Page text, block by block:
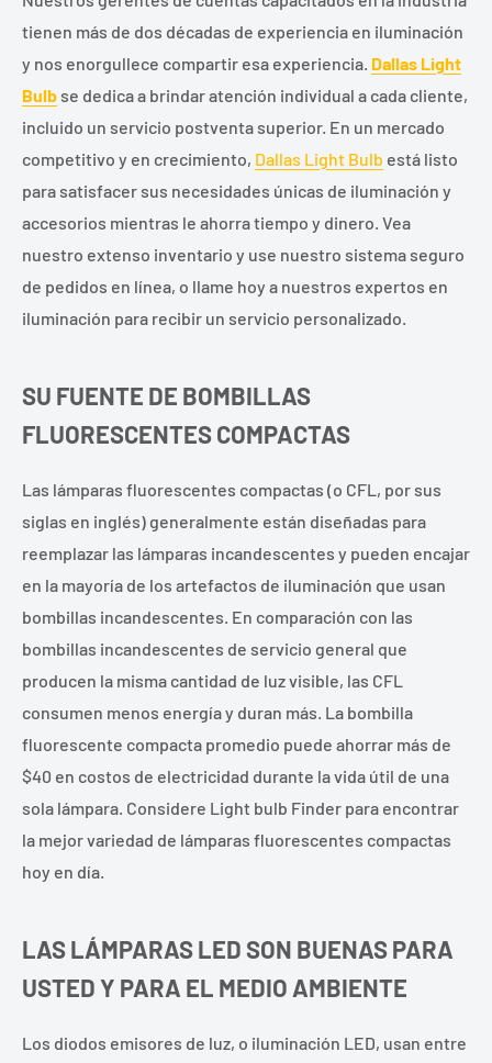
tienen más de dos décadas de experiencia en iluminación
y nos enorgullece compartir esa experiencia. Dallas Light
Bulb se dedica a brindar atención individual a cada cliente,
incluido un servicio postventa superior. En un mercado
competitivo y en crecimiento, Dallas Light Bulb está listo
para satisfacer sus necesidades únicas de iluminación y
accesorios mientras le ahorra tiempo y dinero. Vea
nuestro extenso inventario y use nuestro sistema seguro
de pedidos en línea, o llame hoy a nuestros expertos en
iluminación para recibir un servicio personalizado.
SU FUENTE DE BOMBILLAS
FLUORESCENTES COMPACTAS
Las lámparas fluorescentes compactas (o CFL, por sus
siglas en inglés) generalmente están diseñadas para
reemplazar las lámparas incandescentes y pueden encajar
en la mayoría de los artefactos de iluminación que usan
bombillas incandescentes. En comparación con las
bombillas incandescentes de servicio general que
producen la misma cantidad de luz visible, las CFL
consumen menos energía y duran más. La bombilla
fluorescente compacta promedio puede ahorrar más de
$40 en costos de electricidad durante la vida útil de una
sola lámpara. Considere Light bulb Finder para encontrar
la mejor variedad de lámparas fluorescentes compactas
hoy en día.
LAS LÁMPARAS LED SON BUENAS PARA
USTED Y PARA EL MEDIO AMBIENTE
Los diodos emisores de luz, o iluminación LED, usan entre